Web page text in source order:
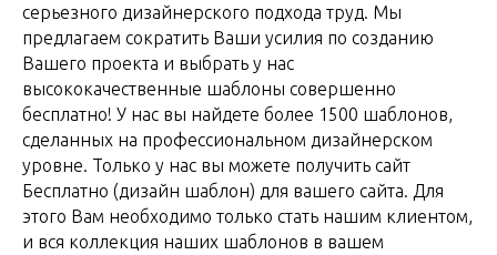
серьезного дизайнерского подхода труд. Мы
предлагаем сократить Ваши усилия по созданию
Вашего проекта и выбрать у нас
высококачественные шаблоны совершенно
бесплатно! У нас вы найдете более 1500 шаблонов,
сделанных на профессиональном дизайнерском
уровне. Только у нас вы можете получить сайт
Бесплатно (дизайн шаблон) для вашего сайта. Для
этого Вам необходимо только стать нашим клиентом,
и вся коллекция наших шаблонов в вашем